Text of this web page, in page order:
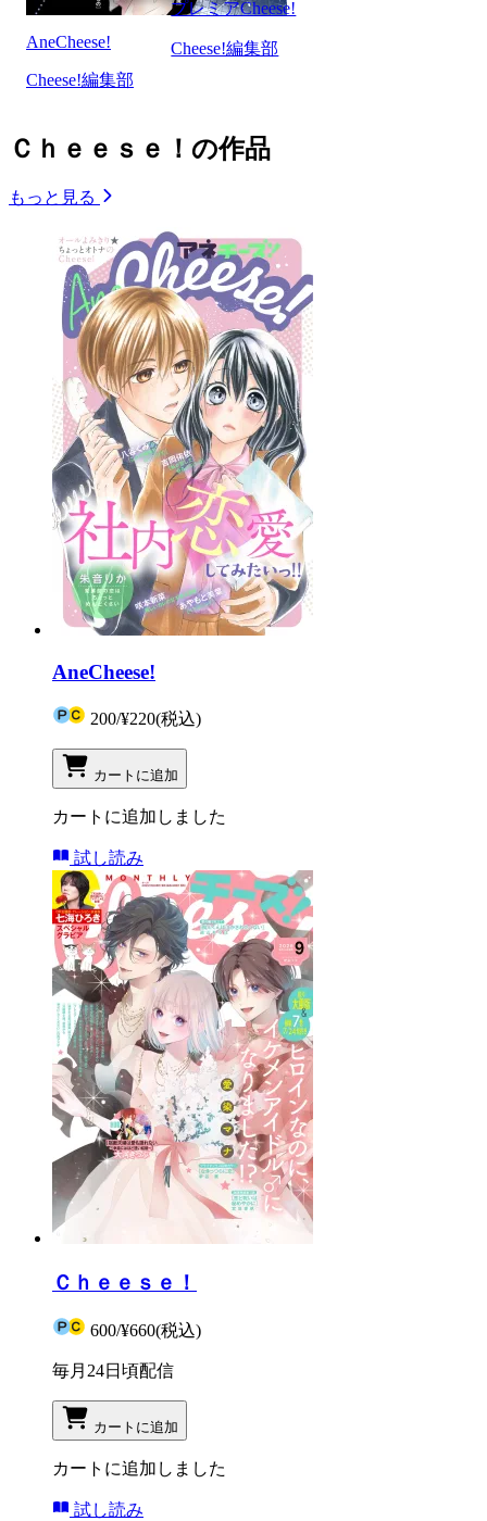
AneCheese!
Cheese!編集部
プレミアCheese!
Cheese!編集部
Ｃｈｅｅｓｅ！の作品
もっと見る
AneCheese!
200/¥220(税込)
カートに追加
カートに追加しました
試し読み
Ｃｈｅｅｓｅ！
600/¥660(税込)
毎月24日頃配信
カートに追加
カートに追加しました
試し読み